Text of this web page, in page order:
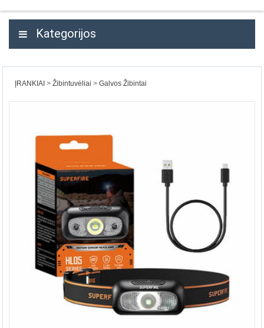
Kategorijos
ĮRANKIAI Žibintuvėliai Galvos Žibintai